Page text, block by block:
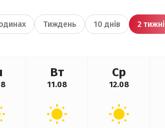
Тиждень 10 днів 2 тижні
Вт
11.08
Ср
12.08